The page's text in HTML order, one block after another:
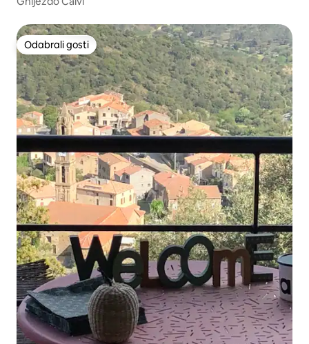
Odabrali gosti
Odabrali gosti